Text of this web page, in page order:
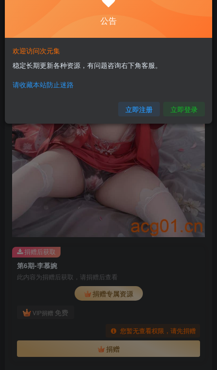
第6期-李慕婉
此内容为捐赠后获取，请捐赠后查看
捐赠专属资源
VIP捐赠 免费
您暂无查看权限，请先捐赠
捐赠
捐赠后获取
公告
欢迎访问次元集
稳定长期更新各种资源，有问题咨询右下角客服。
请收藏本站防止迷路
立即注册 立即登录